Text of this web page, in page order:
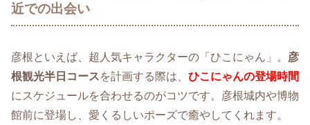
近での出会い
彦根といえば、超人気キャラクターの「ひこにゃん」。 彦
根観光半日コースを計画する際は、 ひこにゃんの登場時間
にスケジュールを合わせるのがコツです。彦根城内や博物
館前に登場し、愛くるしいポーズで癒やしてくれます。